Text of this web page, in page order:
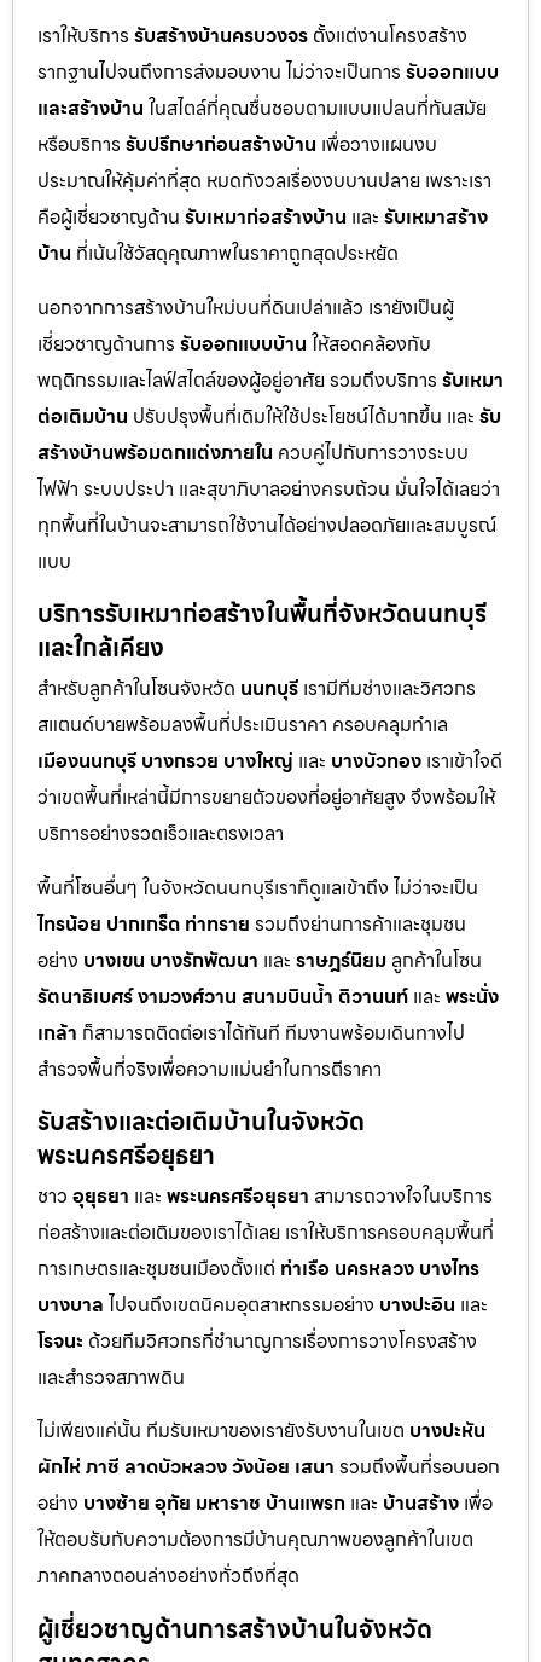
เราให้บริการ รับสร้างบ้านครบวงจร ตั้งแต่งานโครงสร้าง
รากฐานไปจนถึงการส่งมอบงาน ไม่ว่าจะเป็นการ รับออกแบบ
และสร้างบ้าน ในสไตล์ที่คุณชื่นชอบตามแบบแปลนที่ทันสมัย
หรือบริการ รับปรึกษาก่อนสร้างบ้าน เพื่อวางแผนงบ
ประมาณให้คุ้มค่าที่สุด หมดกังวลเรื่องงบบานปลาย เพราะเรา
คือผู้เชี่ยวชาญด้าน รับเหมาก่อสร้างบ้าน และ รับเหมาสร้าง
บ้าน ที่เน้นใช้วัสดุคุณภาพในราคาถูกสุดประหยัด
นอกจากการสร้างบ้านใหม่บนที่ดินเปล่าแล้ว เรายังเป็นผู้
เชี่ยวชาญด้านการ รับออกแบบบ้าน ให้สอดคล้องกับ
พฤติกรรมและไลฟ์สไตล์ของผู้อยู่อาศัย รวมถึงบริการ รับเหมา
ต่อเติมบ้าน ปรับปรุงพื้นที่เดิมให้ใช้ประโยชน์ได้มากขึ้น และ รับ
สร้างบ้านพร้อมตกแต่งภายใน ควบคู่ไปกับการวางระบบ
ไฟฟ้า ระบบประปา และสุขาภิบาลอย่างครบถ้วน มั่นใจได้เลยว่า
ทุกพื้นที่ในบ้านจะสามารถใช้งานได้อย่างปลอดภัยและสมบูรณ์
แบบ
บริการรับเหมาก่อสร้างในพื้นที่จังหวัดนนทบุรี
และใกล้เคียง
สำหรับลูกค้าในโซนจังหวัด นนทบุรี เรามีทีมช่างและวิศวกร
สแตนด์บายพร้อมลงพื้นที่ประเมินราคา ครอบคลุมทำเล
เมืองนนทบุรี บางกรวย บางใหญ่ และ บางบัวทอง เราเข้าใจดี
ว่าเขตพื้นที่เหล่านี้มีการขยายตัวของที่อยู่อาศัยสูง จึงพร้อมให้
บริการอย่างรวดเร็วและตรงเวลา
พื้นที่โซนอื่นๆ ในจังหวัดนนทบุรีเราก็ดูแลเข้าถึง ไม่ว่าจะเป็น
ไทรน้อย ปากเกร็ด ท่าทราย รวมถึงย่านการค้าและชุมชน
อย่าง บางเขน บางรักพัฒนา และ ราษฎร์นิยม ลูกค้าในโซน
รัตนาธิเบศร์งามวงศ์วาน สนามบินน้ำ ติวานนท์ และ พระนั่ง
เกล้า ก็สามารถติดต่อเราได้ทันที ทีมงานพร้อมเดินทางไป
สำรวจพื้นที่จริงเพื่อความแม่นยำในการตีราคา
รับสร้างและต่อเติมบ้านในจังหวัด
พระนครศรีอยุธยา
ชาว อุยุธยา และ พระนครศรีอยุธยา สามารถวางใจในบริการ
ก่อสร้างและต่อเติมของเราได้เลย เราให้บริการครอบคลุมพื้นที่
การเกษตรและชุมชนเมืองตั้งแต่ ท่าเรือ นครหลวง บางไทร
บางบาล ไปจนถึงเขตนิคมอุตสาหกรรมอย่าง บางปะอิน และ
โรจนะ ด้วยทีมวิศวกรที่ชำนาญการเรื่องการวางโครงสร้าง
และสำรวจสภาพดิน
ไม่เพียงแค่นั้น ทีมรับเหมาของเรายังรับงานในเขต บางปะหัน
ผักไห่ภาชี ลาดบัวหลวงวังน้อย เสนา รวมถึงพื้นที่รอบนอก
อย่าง บางซ้าย อุทัย มหาราช บ้านแพรก และ บ้านสร้าง เพื่อ
ให้ตอบรับกับความต้องการมีบ้านคุณภาพของลูกค้าในเขต
ภาคกลางตอนล่างอย่างทั่วถึงที่สุด
ผู้เชี่ยวชาญด้านการสร้างบ้านในจังหวัด